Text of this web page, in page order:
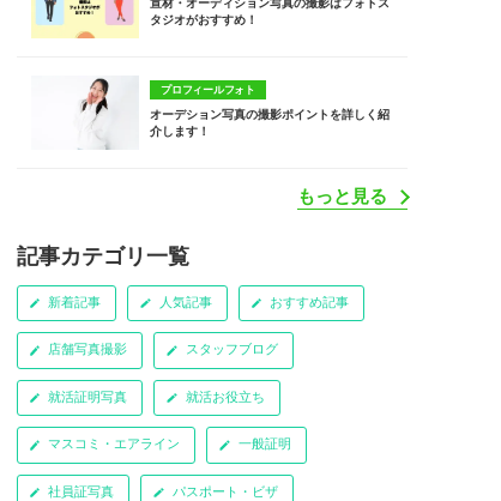
タジオがおすすめ！
プロフィールフォト
オーデション写真の撮影ポイントを詳しく紹
介します！
もっと見る
記事カテゴリ一覧
新着記事 人気記事 おすすめ記事
店舗写真撮影 スタッフブログ
就活証明写真 就活お役立ち
マスコミ・エアライン 一般証明
社員証写真 パスポート・ビザ